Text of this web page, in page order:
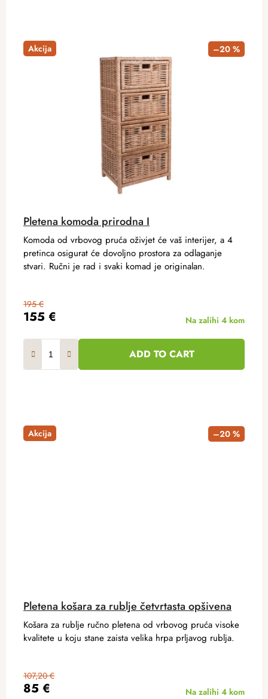
Akcija –20 %
Pletena komoda prirodna I
155 €
195 €
Na zalihi 4 kom
ADD TO CART
Komoda od vrbovog pruća oživjet će vaš interijer, a 4
pretinca osigurat će dovoljno prostora za odlaganje
stvari. Ručni je rad i svaki komad je originalan.
Akcija –20 %
Pletena košara za rublje četvrtasta opšivena
85 €
107,20 €
Na zalihi 4 kom
Košara za rublje ručno pletena od vrbovog pruća visoke
kvalitete u koju stane zaista velika hrpa prljavog rublja.